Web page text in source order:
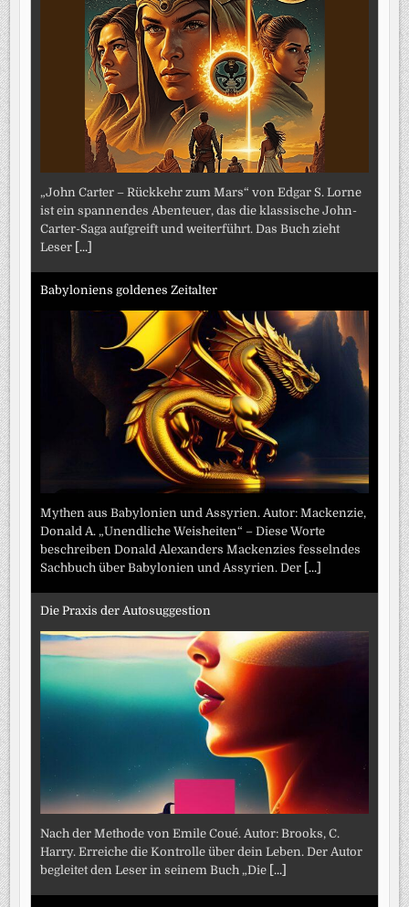
„John Carter – Rückkehr zum Mars“ von Edgar S. Lorne
ist ein spannendes Abenteuer, das die klassische John-
Carter-Saga aufgreift und weiterführt. Das Buch zieht
Leser [...]
Babyloniens goldenes Zeitalter
Mythen aus Babylonien und Assyrien. Autor: Mackenzie,
Donald A. „Unendliche Weisheiten“ – Diese Worte
beschreiben Donald Alexanders Mackenzies fesselndes
Sachbuch über Babylonien und Assyrien. Der [...]
Die Praxis der Autosuggestion
Nach der Methode von Emile Coué. Autor: Brooks, C.
Harry. Erreiche die Kontrolle über dein Leben. Der Autor
begleitet den Leser in seinem Buch „Die [...]